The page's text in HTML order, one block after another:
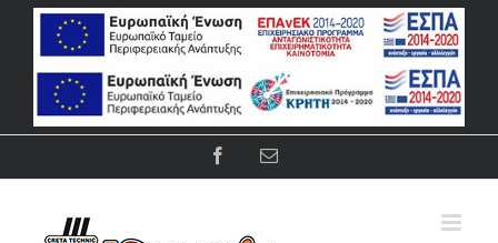
Μετάβαση
περιεχόμενο
FacebookEmail